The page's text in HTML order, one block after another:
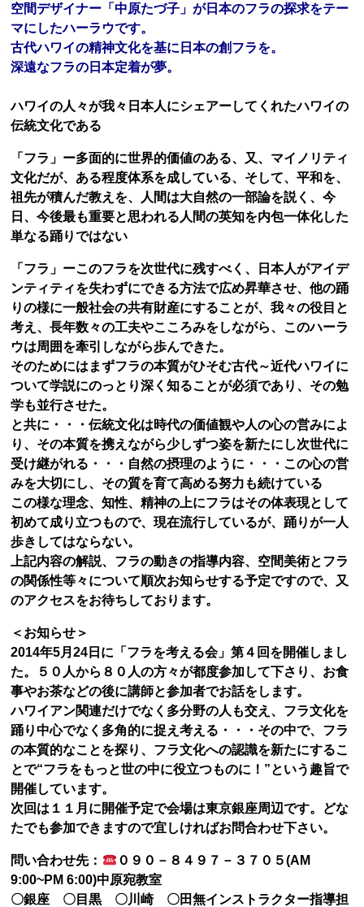
空間デザイナー「中原たづ子」が日本のフラの探求をテー
マにしたハーラウです。
古代ハワイの精神文化を基に日本の創フラを。
深遠なフラの日本定着が夢。
ハワイの人々が我々日本人にシェアーしてくれたハワイの
伝統文化である
「フラ」 ー多面的に世界的価値のある、又、マイノリティ
文化だが、ある程度体系を成している、そして、平和を、
祖先が積んだ教えを、人間は大自然の一部論を説く、今
日、今後最も重要と思われる人間の英知を内包一体化した
単なる踊りではない
「フラ」ーこのフラを次世代に残すべく、日本人がアイデ
ンティティを失わずにできる方法で広め昇華させ、他の踊
りの様に一般社会の共有財産にすることが、我々の役目と
考え、長年数々の工夫やこころみをしながら、このハーラ
ウは周囲を牽引しながら歩んできた。
そのためにはまずフラの本質がひそむ古代～近代ハワイに
ついて学説にのっとり深く知ることが必須であり、その勉
学も並行させた。
と共に・・・伝統文化は時代の価値観や人の心の営みによ
り、その本質を携えながら少しずつ姿を新たにし次世代に
受け継がれる・・・自然の摂理のように・・・この心の営
みを大切にし、その質を育て高める努力も続けている
この様な理念、知性、精神の上にフラはその体表現として
初めて成り立つもので、現在流行しているが、踊りが一人
歩きしてはならない。
上記内容の解説、フラの動きの指導内容、空間美術とフラ
の関係性等々について順次お知らせする予定ですので、又
のアクセスをお待ちしております。
＜お知らせ＞
2014年5月24日に「フラを考える会」第４回を開催しまし
た。５０人から８０人の方々が都度参加して下さり、お食
事やお茶などの後に講師と参加者でお話をします。
ハワイアン関連だけでなく多分野の人も交え、フラ文化を
踊り中心でなく多角的に捉え考える・・・その中で、フラ
の本質的なことを探り、フラ文化への認識を新たにするこ
とで“フラをもっと世の中に役立つものに！”という趣旨で
開催しています。
次回は１１月に開催予定で会場は東京銀座周辺です。どな
たでも参加できますので宜しければお問合わせ下さい。
問い合わせ先：
０９０－８４９７－３７０５(AM
9:00~PM 6:00)中原宛教室
〇銀座 〇目黒 〇川崎 〇田無インストラクター指導担